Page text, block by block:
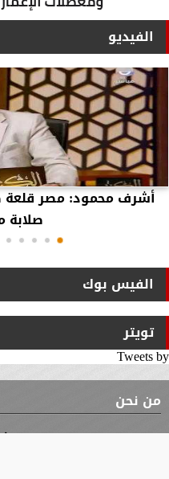
الفيديو
أشرف محمود: مصر قلعة
الفيس بوك
تويتر
Tweets by
من نحن